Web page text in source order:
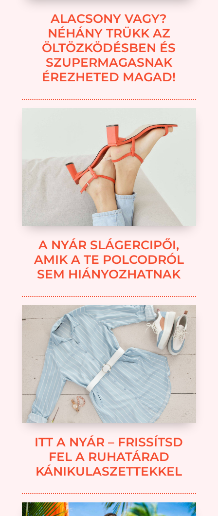
ALACSONY VAGY?
NÉHÁNY TRÜKK AZ
ÖLTÖZKÖDÉSBEN ÉS
SZUPERMAGASNAK
ÉREZHETED MAGAD!
A NYÁR SLÁGERCIPŐI,
AMIK A TE POLCODRÓL
SEM HIÁNYOZHATNAK
ITT A NYÁR – FRISSÍTSD
FEL A RUHATÁRAD
KÁNIKULASZETTEKKEL